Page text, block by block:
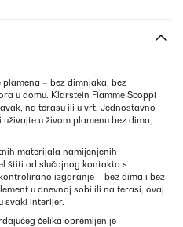
– bez dimnjaka, bez
u domu. Klarstein Fiamme Scoppi
na terasu ili u vrt. Jednostavno
u živom plamenu bez dima,
materijala namijenjenih
štiti od slučajnog kontakta s
izgaranje – bez dima i bez
u dnevnoj sobi ili na terasi, ovaj
svaki interijer.
čelika opremljen je